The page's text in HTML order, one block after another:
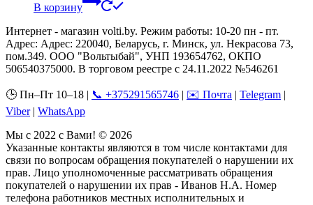
В корзину
Интернет - магазин volti.by. Режим работы: 10-20 пн - пт.
Адрес: Адрес: 220040, Беларусь, г. Минск, ул. Некрасова 73,
пом.349. ООО "Вольтыбай", УНП 193654762, ОКПО
506540375000. В торговом реестре с 24.11.2022 №546261
🕒 Пн–Пт 10–18 | 📞 +375291565746 | ✉️ Почта | Telegram |
Viber| WhatsApp
Мы с 2022 с Вами! © 2026
Указанные контакты являются в том числе контактами для
связи по вопросам обращения покупателей о нарушении их
прав. Лицо уполномоченные рассматривать обращения
покупателей о нарушении их прав - Иванов Н.А. Номер
телефона работников местных исполнительных и